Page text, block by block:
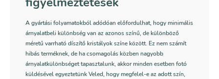
A gyártási folyamatokból adódóan előfordulhat, hogy minimális
árnyalatbeli különbség van az azonos színű, de különböző
méretű varrható díszítő kristályok színe között. Ez nem számít
hibás terméknek, de ha csomagolás közben nagyobb
árnyalatkülönbséget tapasztalunk, akkor minden esetben fotó
küldésével egyeztetünk Veled, hogy megfelel-e az adott szín,